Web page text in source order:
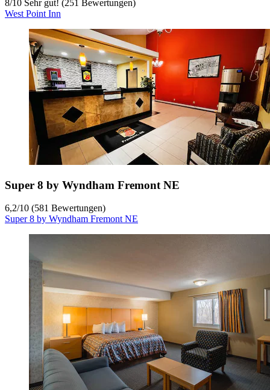
8/10 Sehr gut! (251 Bewertungen)
West Point Inn
Super 8 by Wyndham Fremont NE
6,2/10 (581 Bewertungen)
Super 8 by Wyndham Fremont NE